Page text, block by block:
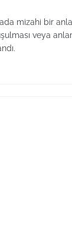
mizahi bir
veya